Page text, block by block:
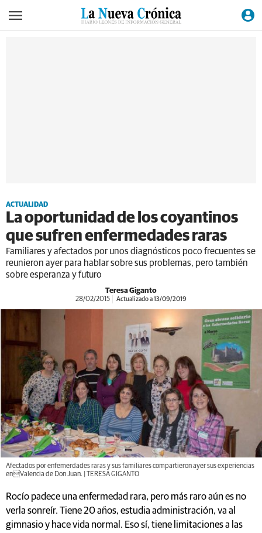
ACTUALIDAD
La oportunidad de los coyantinos
que sufren enfermedades raras
Familiares y afectados por unos diagnósticos poco frecuentes se
reunieron ayer para hablar sobre sus problemas, pero también
sobre esperanza y futuro
Teresa Giganto
28/02/2015 Actualizado a 13/09/2019
Afectados por enfemerdades raras y sus familiares compartieron ayer sus experiencias
enValencia de Don Juan. | TERESA GIGANTO
Rocío padece una enfermedad rara, pero más raro aún es no
verla sonreír. Tiene 20 años, estudia administración, va al
gimnasio y hace vida normal. Eso sí, tiene limitaciones a las